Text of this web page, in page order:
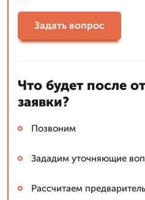
Задать вопрос
Что будет после
заявки?
Позвоним
Зададим уточняющие
Рассчитаем